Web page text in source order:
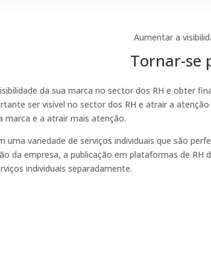
Aumentar a
Tornar-se
da sua marca no sector dos RH e obter
ser visível no sector dos RH e atrair a
marca e a atrair mais atenção.
uma variedade de serviços individuais que são
da empresa, a publicação em plataformas de
individuais separadamente.